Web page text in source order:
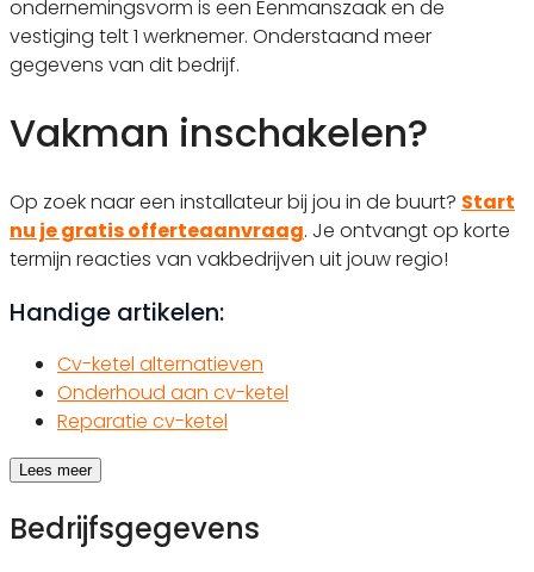
ondernemingsvorm is een Eenmanszaak en de
vestiging telt 1 werknemer. Onderstaand meer
gegevens van dit bedrijf.
Vakman inschakelen?
Op zoek naar een installateur bij jou in de buurt? Start
nu je gratis offerteaanvraag. Je ontvangt op korte
termijn reacties van vakbedrijven uit jouw regio!
Handige artikelen:
Cv-ketel alternatieven
Onderhoud aan cv-ketel
Reparatie cv-ketel
Lees meer
Bedrijfsgegevens